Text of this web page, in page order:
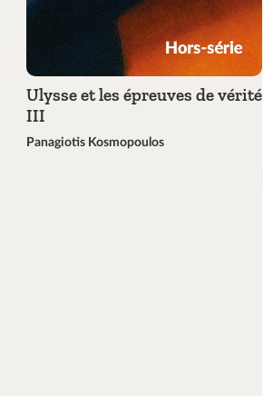
Ulysse et les épreuves de vérité
III
Panagiotis Kosmopoulos